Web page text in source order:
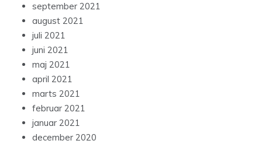
september 2021
august 2021
juli 2021
juni 2021
maj 2021
april 2021
marts 2021
februar 2021
januar 2021
december 2020